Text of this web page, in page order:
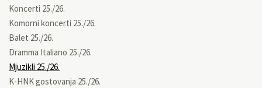
Koncerti 25./26.
Komorni koncerti 25./26.
Balet 25./26.
Dramma Italiano 25./26.
Mjuzikli 25./26.
K-HNK gostovanja 25./26.